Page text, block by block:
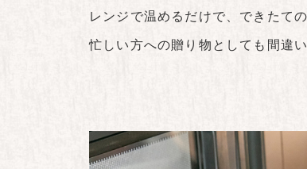
レンジで温めるだけで、できたて
忙しい方への贈り物としても間違